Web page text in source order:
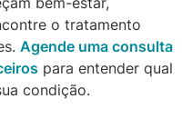
o tratamento
Agende uma consulta
para entender qual
condição.